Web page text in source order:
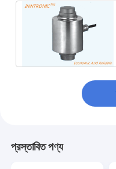
প্রস্তাবিত পণ্য